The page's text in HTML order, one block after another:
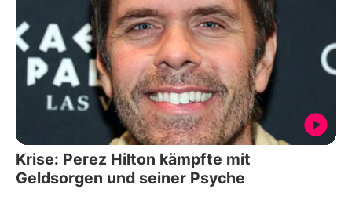
Krise: Perez Hilton kämpfte mit
Geldsorgen und seiner Psyche